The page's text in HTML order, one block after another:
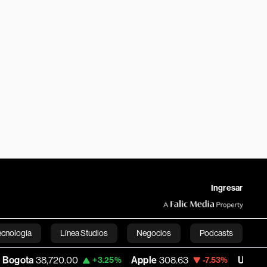
Ingresar
Línea Studios Negocios Podcasts
English+3.25% Apple 308.63 -7.53% USD COP